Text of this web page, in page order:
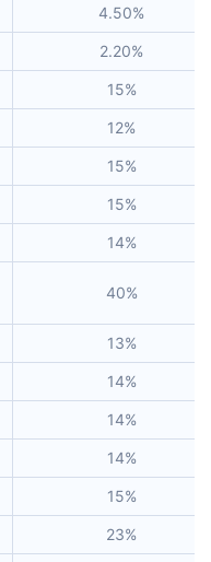
4.50%
2.20%
15%
12%
15%
15%
14%
40%
13%
14%
14%
14%
15%
23%